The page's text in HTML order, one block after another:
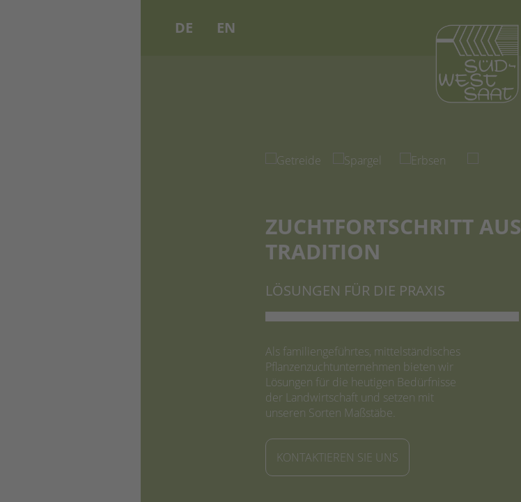
DE EN
ZUCHTFORTSCHRITT AUS
TRADITION
LÖSUNGEN FÜR DIE PRAXIS
Als familiengeführtes, mittelständisches
Pflanzenzuchtunternehmen bieten wir
Lösungen für die heutigen Bedürfnisse
der Landwirtschaft und setzen mit
unseren Sorten Maßstäbe.
KONTAKTIEREN SIE UNS